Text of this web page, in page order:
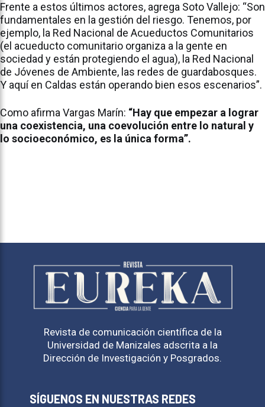
Frente a estos últimos actores, agrega Soto Vallejo: “Son
fundamentales en la gestión del riesgo. Tenemos, por
ejemplo, la Red Nacional de Acueductos Comunitarios
(el acueducto comunitario organiza a la gente en
sociedad y están protegiendo el agua), la Red Nacional
de Jóvenes de Ambiente, las redes de guardabosques.
Y aquí en Caldas están operando bien esos escenarios”.
Como afirma Vargas Marín: “Hay que empezar a lograr
una coexistencia, una coevolución entre lo natural y
lo socioeconómico, es la única forma”.
Revista de comunicación científica de la
Universidad de Manizales adscrita a la
Dirección de Investigación y Posgrados.
SÍGUENOS EN NUESTRAS REDES